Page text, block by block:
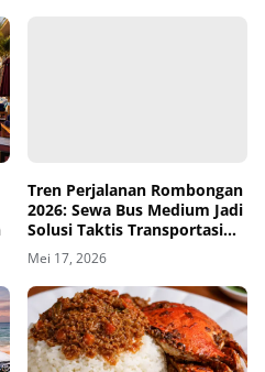
Tren Perjalanan Rombongan
2026: Sewa Bus Medium Jadi
Solusi Taktis Transportasi
Surabaya-Malang
Mei 17, 2026